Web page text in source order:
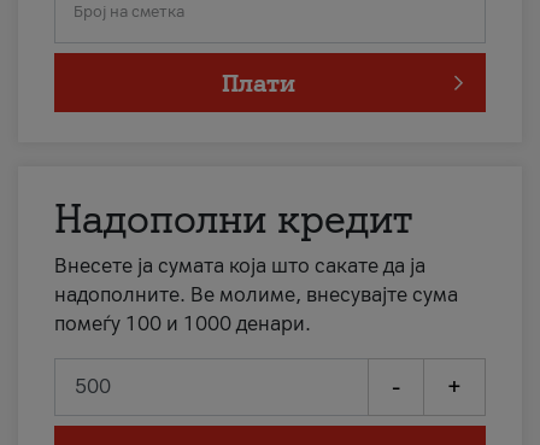
Број на сметка
Плати
Надополни кредит
Внесете ја сумата која што сакате да ја
надополните. Ве молиме, внесувајте сума
помеѓу 100 и 1000 денари.
- +